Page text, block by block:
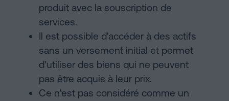
produit avec la souscription de
services.
Il est possible d'accéder à des actifs
sans un versement initial et permet
d'utiliser des biens qui ne peuvent
pas être acquis à leur prix.
Ce n'est pas considéré comme un